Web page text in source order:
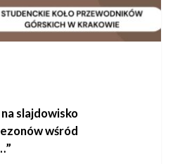
slajdowisko
wśród